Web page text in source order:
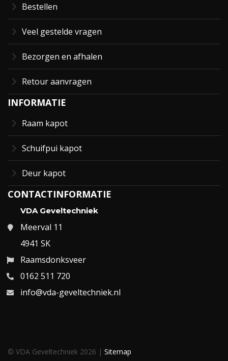
Bestellen
Veel gestelde vragen
Bezorgen en afhalen
Retour aanvragen
INFORMATIE
Raam kapot
Schuifpui kapot
Deur kapot
CONTACTINFORMATIE
VDA Geveltechniek
Meerval 11
4941 SK
Raamsdonksveer
0162 511 720
info@vda-geveltechniek.nl
© VDA Geveltechniek 2026 | Sitemap